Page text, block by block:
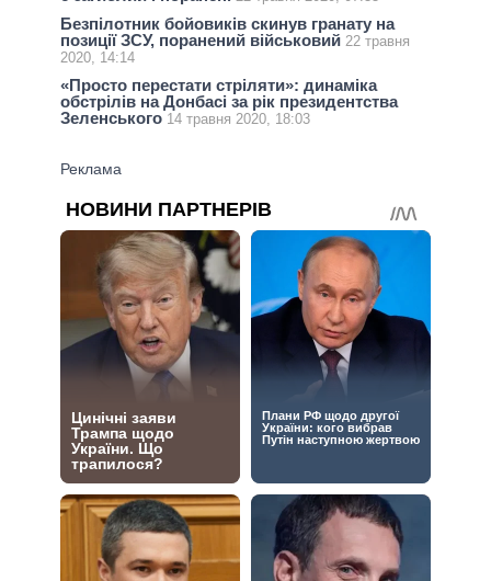
Безпілотник бойовиків скинув гранату на
позиції ЗСУ, поранений військовий 22 травня
2020, 14:14
«Просто перестати стріляти»: динаміка
обстрілів на Донбасі за рік президентства
Зеленського 14 травня 2020, 18:03